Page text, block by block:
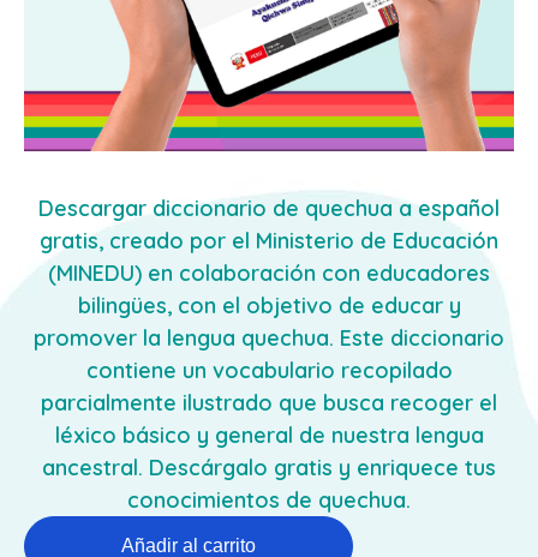
Descargar diccionario de quechua a español
gratis, creado por el Ministerio de Educación
(MINEDU) en colaboración con educadores
bilingües, con el objetivo de educar y
promover la lengua quechua. Este diccionario
contiene un vocabulario recopilado
parcialmente ilustrado que busca recoger el
léxico básico y general de nuestra lengua
ancestral. Descárgalo gratis y enriquece tus
conocimientos de quechua.
Añadir al carrito